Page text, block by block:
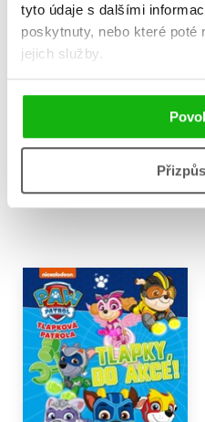
tyto údaje s dalšími
poskytnuty, nebo které poté
jejich služby.
Jak vycvičit draky - Jezdci z
135 Kč
Do košíku